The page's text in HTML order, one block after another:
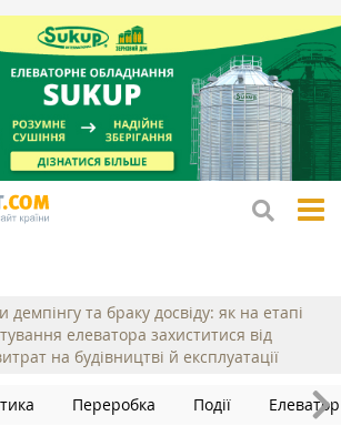
демпінгу та браку досвіду: як на етапі
елеватора захиститися від
на будівництві й експлуатації
Переробка Події